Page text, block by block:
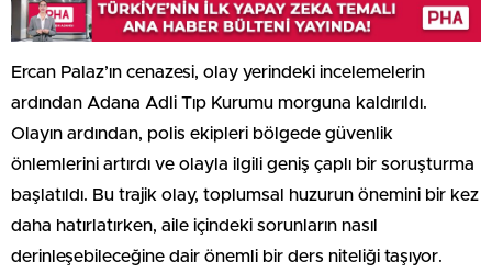
Ercan Palaz’ın cenazesi, olay yerindeki incelemelerin
ardından Adana Adli Tıp Kurumu morguna kaldırıldı.
Olayın ardından, polis ekipleri bölgede güvenlik
önlemlerini artırdı ve olayla ilgili geniş çaplı bir soruşturma
başlatıldı. Bu trajik olay, toplumsal huzurun önemini bir kez
daha hatırlatırken, aile içindeki sorunların nasıl
derinleşebileceğine dair önemli bir ders niteliği taşıyor.